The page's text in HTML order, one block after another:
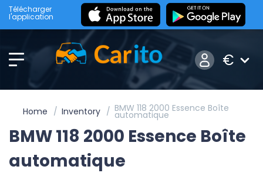
Télécharger
l'application
€
Home Inventory BMW 118 2000 Essence Boîte
automatique
BMW 118 2000 Essence Boîte
automatique